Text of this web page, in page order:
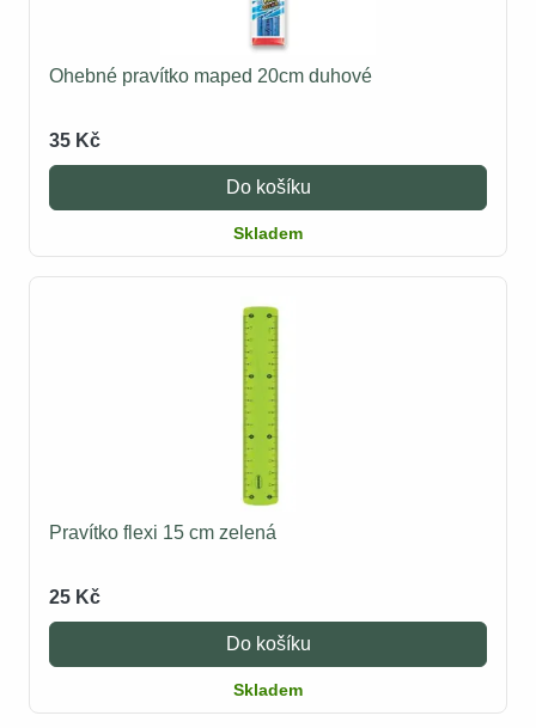
Ohebné pravítko maped 20cm duhové
35 Kč
Do košíku
Skladem
Pravítko flexi 15 cm zelená
25 Kč
Do košíku
Skladem